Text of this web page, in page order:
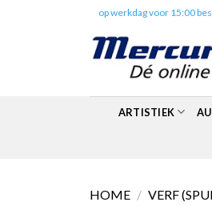
op werkdag voor 15:00
ARTISTIEK
HOME / VERF